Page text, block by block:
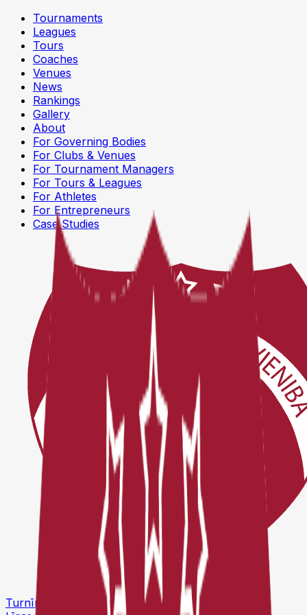
Tournaments
Leagues
Tours
Coaches
Venues
News
Rankings
Gallery
About
For Governing Bodies
For Clubs & Venues
For Tournament Managers
For Tours & Leagues
For Athletes
For Entrepreneurs
Case Studies
Turnīri